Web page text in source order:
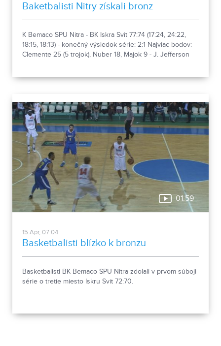
Baketbalisti Nitry získali bronz
K Bemaco SPU Nitra - BK Iskra Svit 77:74 (17:24, 24:22,
18:15, 18:13) - konečný výsledok série: 2:1 Najviac bodov:
Clemente 25 (5 trojok), Nuber 18, Majok 9 - J. Jefferson
01:59
15.Apr, 07:04
Basketbalisti blízko k bronzu
Basketbalisti BK Bemaco SPU Nitra zdolali v prvom súboji
série o tretie miesto Iskru Svit 72:70.